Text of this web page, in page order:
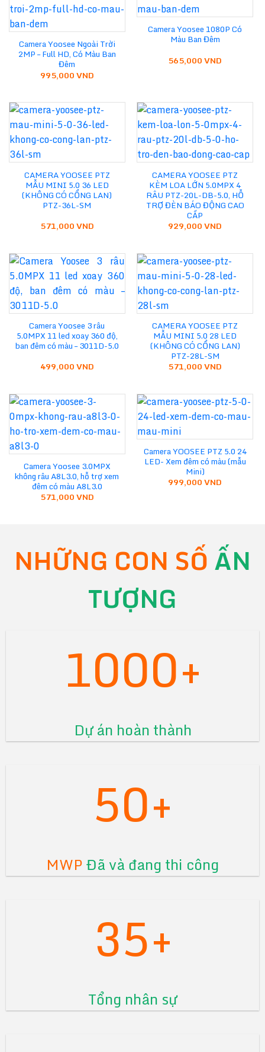
Camera Yoosee Ngoài Trời
2MP – Full HD, Có Màu Ban
Đêm
995,000VND
Camera Yoosee 1080P Có
Màu Ban Đêm
565,000VND
CAMERA YOOSEE PTZ
MẪU MINI 5.0 36 LED
(KHÔNG CÓ CỔNG LAN)
PTZ-36L-SM
571,000VND
CAMERA YOOSEE PTZ
KÈM LOA LỚN 5.0MPX 4
RÂU PTZ-20L-DB-5.0, HỖ
TRỢ ĐÈN BÁO ĐỘNG CAO
CẤP
929,000VND
Camera Yoosee 3 râu
5.0MPX 11 led xoay 360 độ,
ban đêm có màu – 3011D-5.0
499,000VND
CAMERA YOOSEE PTZ
MẪU MINI 5.0 28 LED
(KHÔNG CÓ CỔNG LAN)
PTZ-28L-SM
571,000VND
Camera Yoosee 3.0MPX
không râu A8L3.0, hỗ trợ xem
đêm có màu A8L3.0
571,000VND
Camera YOOSEE PTZ 5.0 24
LED- Xem đêm có màu (mẫu
Mini)
999,000VND
NHỮNG CON SỐ ẤN
TƯỢNG
1000+
Dự án hoàn thành
50+
MWPĐã và đang thi công
35+
Tổng nhân sự